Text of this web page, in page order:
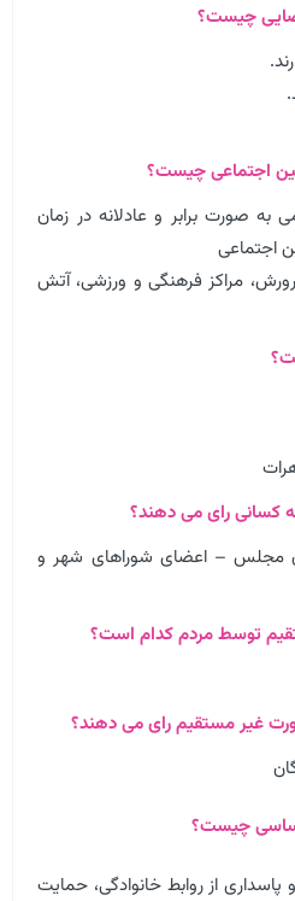
صورت برابر و عادلانه در زمان
اجتماعی
مراکز فرهنگی و ورزشی، آتش
مجلس – اعضای شوراهای شهر و
از روابط خانوادگی، حمایت